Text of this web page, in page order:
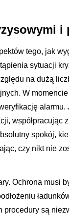
i
tego, jak
sytuacji
na dużą
W
współpracując
spokój,
czy nikt nie
Ochrona musi
są